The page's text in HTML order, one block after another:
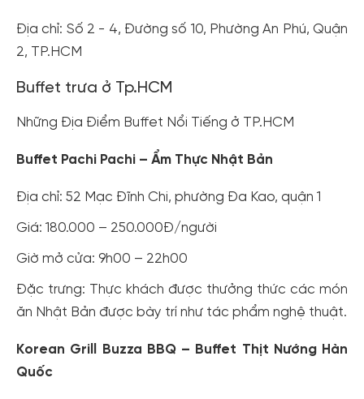
Địa chỉ: Số 2 - 4, Đường số 10, Phường An Phú, Quận
2, TP.HCM
Buffet trưa ở Tp.HCM
Những Địa Điểm Buffet Nổi Tiếng ở TP.HCM
Buffet Pachi Pachi – Ẩm Thực Nhật Bản
Địa chỉ: 52 Mạc Đĩnh Chi, phường Đa Kao, quận 1
Giá: 180.000 – 250.000Đ/người
Giờ mở cửa: 9h00 – 22h00
Đặc trưng: Thực khách được thưởng thức các món
ăn Nhật Bản được bày trí như tác phẩm nghệ thuật.
Korean Grill Buzza BBQ – Buffet Thịt Nướng Hàn
Quốc